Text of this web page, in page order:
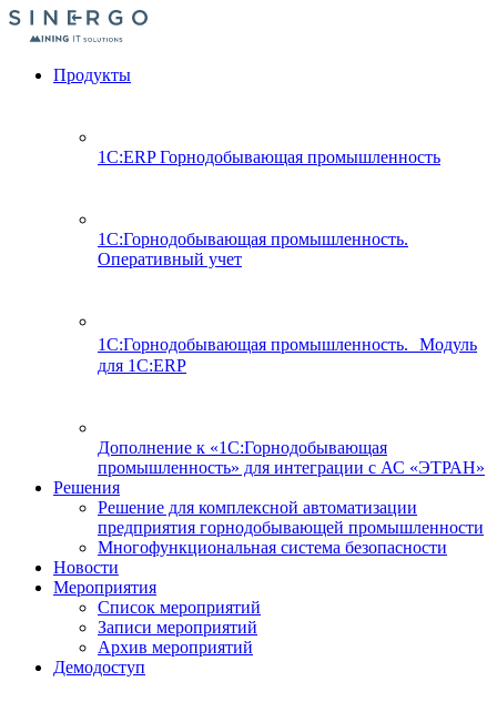
Продукты
1С:ERP Горнодобывающая промышленность
1С:Горнодобывающая промышленность.
Оперативный учет
1С:Горнодобывающая промышленность. Модуль
для 1С:ERP
Дополнение к «1С:Горнодобывающая
промышленность» для интеграции с АС «ЭТРАН»
Решения
Решение для комплексной автоматизации
предприятия горнодобывающей промышленности
Многофункциональная система безопасности
Новости
Мероприятия
Список мероприятий
Записи мероприятий
Архив мероприятий
Демодоступ